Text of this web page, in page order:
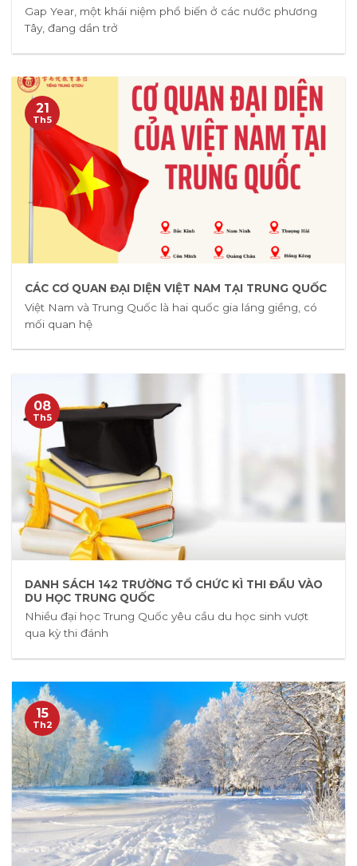
Gap Year, một khái niệm phổ biến ở các nước phương
Tây, đang dần trở
CÁC CƠ QUAN ĐẠI DIỆN VIỆT NAM TẠI TRUNG QUỐC
Việt Nam và Trung Quốc là hai quốc gia láng giềng, có
mối quan hệ
21
Th5
DANH SÁCH 142 TRƯỜNG TỔ CHỨC KÌ THI ĐẦU VÀO
DU HỌC TRUNG QUỐC
Nhiều đại học Trung Quốc yêu cầu du học sinh vượt
qua kỳ thi đánh
08
Th5
15
Th2